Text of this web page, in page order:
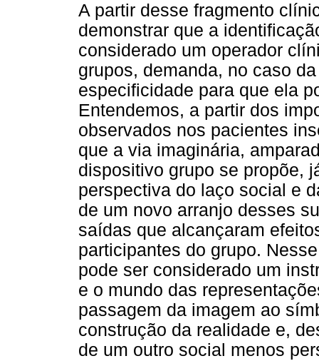
A partir desse fragmento
demonstrar que a
considerado um operador
grupos, demanda, no caso
especificidade para que ela
Entendemos, a partir dos
observados nos pacientes
que a via imaginária,
dispositivo grupo se propõe,
perspectiva do laço social e
de um novo arranjo desses
saídas que alcançaram
participantes do grupo.
pode ser considerado um
e o mundo das
passagem da imagem ao
construção da realidade e,
de um outro social menos